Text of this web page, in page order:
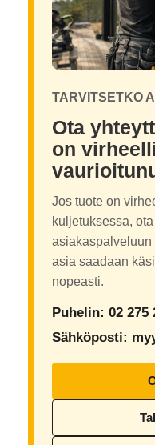
TARVITSETKO
Ota
on
Jos tuote on
kuljetuksessa,
asia saadaan
nopeasti.
Puhelin: 02 275
Sähköposti: